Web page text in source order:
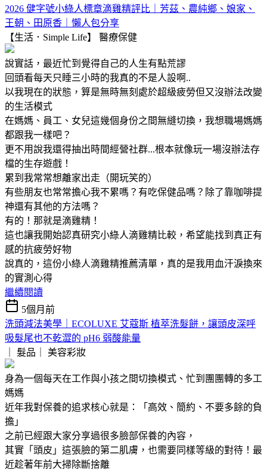
2026 健字號小綠人標章滴雞精評比｜芳茲、農純鄉、娘家、
王朝、田原香｜懶人包分享
【生活．Simple Life】 醫療保健
說實話，最近忙到覺得自己的人生有點荒謬
回頭看每天只睡三小時的我真的不是人設啊..
以我現在的狀態，算是無時無刻處於超級疲勞但又沒辦法改變
的生活模式
在媽媽、員工、女兒這幾個身份之間無縫切換，我想職場媽媽
都跟我一樣吧？
更不用說我還得抽出時間經營社群...根本就像玩一場沒辦法存
檔的生存遊戲！
累到我常常想離家出走（開玩笑的）
有些朋友也常常擔心我不累嗎？有吃保健品嗎？除了靠咖啡提
神還有其他的方法嗎？
有的！那就是滴雞精！
這也讓我開始認真研究小綠人滴雞精比較，希望能找到真正有
感的抗疲勞好物
說真的，這份小綠人滴雞精推薦清單，真的是我用血汗淚換來
的實測心得
繼續閱讀
5個月前
洗頭減法美學｜ECOLUXE 艾蔻斯 植萃洗髮餅，讓頭皮深呼
吸髮尾也不乾澀的 pH6 弱酸能量
｜ 髮品｜ 美容彩妝
身為一個每天在工作與小孩之間切換模式、忙到團團轉的多工
媽媽
近年我對保養的追求核心就是：「高效、簡約、不要多餘的負
擔」
之前已經跟大家分享過很多臉部保養的內容，
其實「頭皮」這張臉的第二肌膚，也需要同樣等級的對待！最
近趁著年前大掃除斷捨離